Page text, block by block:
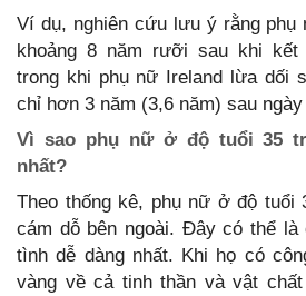
Ví dụ, nghiên cứu lưu ý rằng phụ
khoảng 8 năm rưỡi sau khi kết
trong khi phụ nữ Ireland lừa dối
chỉ hơn 3 năm (3,6 năm) sau
Vì sao phụ nữ ở độ tuổi 35
nhất?
Theo thống kê, phụ nữ ở độ tuổi
cám dỗ bên ngoài. Đây có thể là
tình dễ dàng nhất. Khi họ có
vàng về cả tinh thần và vật